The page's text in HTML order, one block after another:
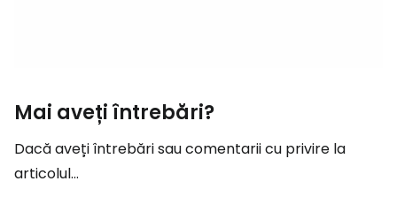
Mai aveți întrebări?
Dacă aveți întrebări sau comentarii cu privire la
articolul...